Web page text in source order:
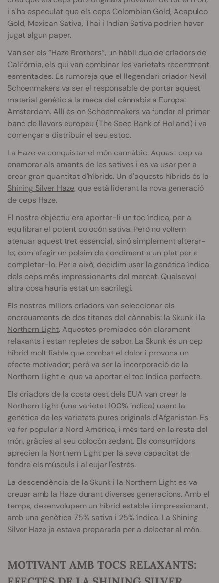
i s'ha especulat que els ceps Colombian Gold, Acapulco
Gold, Mexican Sativa, Thai i Indian Sativa podrien haver
jugat algun paper.
Van ser els “Haze Brothers”, un hàbil duo de criadors de
Califòrnia, els qui van combinar les varietats recentment
esmentades. Es rumoreja que el llegendari criador Nevil
Schoenmakers va ser el responsable de portar aquest
material genètic a la meca del cànnabis a Europa:
Amsterdam. Allí és on Schoenmakers va fundar el primer
banc de llavors europeu (The Seed Bank of Holland) i va
començar a distribuir el seu estoc.
La Haze va conquistar el món cannàbic. Aquest cep va
enamorar als amants de les satives i es va usar per a
crear gran quantitat d'híbrids. Un d'aquests híbrids és la
Shining Silver Haze, que està liderant la nova generació
de ceps Haze.
El nostre objectiu era aportar-li un toc índica, per a
equilibrar el potent colocón sativa. Però no volíem
atenuar aquest tret essencial, sinó simplement alterar-
lo; com afegir un polsim de condiment a un plat per a
completar-lo. Per a això, decidim usar la genètica índica
dels ceps més impressionants del mercat. Qualsevol
altra cosa hauria estat un sacrilegi.
Els nostres millors criadors van seleccionar els
encreuaments de dos titanes del cànnabis: la Skunk i la
Northern Light. Aquestes premiades són clarament
relaxants i estan repletes de sabor. La Skunk és un cep
híbrid molt fiable que combat el dolor i provoca un
efecte motivador; però va ser la incorporació de la
Northern Light el que va aportar el toc índica perfecte.
Els criadors de la costa oest dels EUA van crear la
Northern Light (una varietat 100% índica) usant la
genètica de les varietats pures originals d'Afganistan. Es
va fer popular a Nord Amèrica, i més tard en la resta del
món, gràcies al seu colocón sedant. Els consumidors
aprecien la Northern Light per la seva capacitat de
fondre els músculs i alleujar l'estrès.
La descendència de la Skunk i la Northern Light es va
creuar amb la Haze durant diverses generacions. Amb el
temps, desenvolupem un híbrid estable i impressionant,
amb una genètica 75% sativa i 25% índica. La Shining
Silver Haze ja estava preparada per a delectar al món.
MOTIVANT AMB TOCS RELAXANTS: